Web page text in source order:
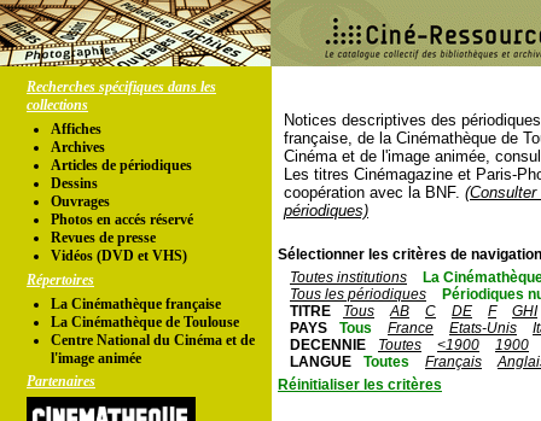
Recherches spécifiques dans les
collections
Affiches
Archives
Articles de périodiques
Dessins
Ouvrages
Photos en accés réservé
Revues de presse
Vidéos (DVD et VHS)
Répertoires
La Cinémathèque française
La Cinémathèque de Toulouse
Centre National du Cinéma et de
l'image animée
Partenaires
Notices descriptives des
française, de la Cinémathèque de
Cinéma et de l'image animée,
Les titres Cinémagazine et Paris-
coopération avec la BNF.
périodiques)
Sélectionner les critères de
Toutes institutions
La
Tous les périodiques
Périodiques
TITRE
Tous AB C DE F
GHI
PAYS
Tous France Etats-Unis
DECENNIE
Toutes <1900
1900
LANGUE
Toutes Français
Réinitialiser les critères